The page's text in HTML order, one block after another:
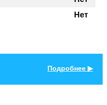
Нет
Подробнее ▶